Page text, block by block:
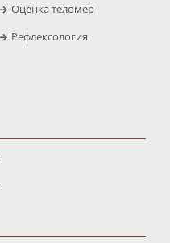
Оценка теломер
Рефлексология